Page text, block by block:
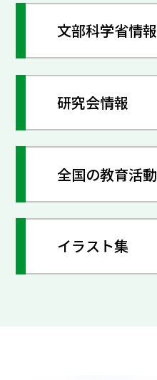
文部科学省情報
研究会情報
全国の教育活動
イラスト集